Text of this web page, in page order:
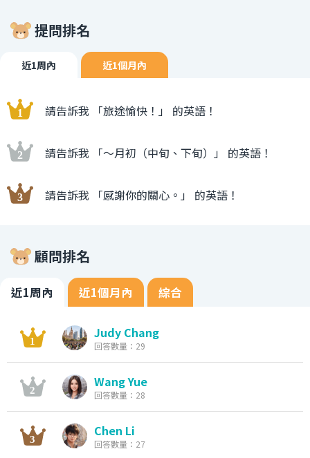
提問排名
近1周內 近1個月內
請告訴我 「旅途愉快！」 的英語！
請告訴我 「〜月初（中旬、下旬）」 的英語！
請告訴我 「感謝你的關心。」 的英語！
顧問排名
近1周內 近1個月內 綜合
Judy Chang
回答數量：29
Wang Yue
回答數量：28
Chen Li
回答數量：27